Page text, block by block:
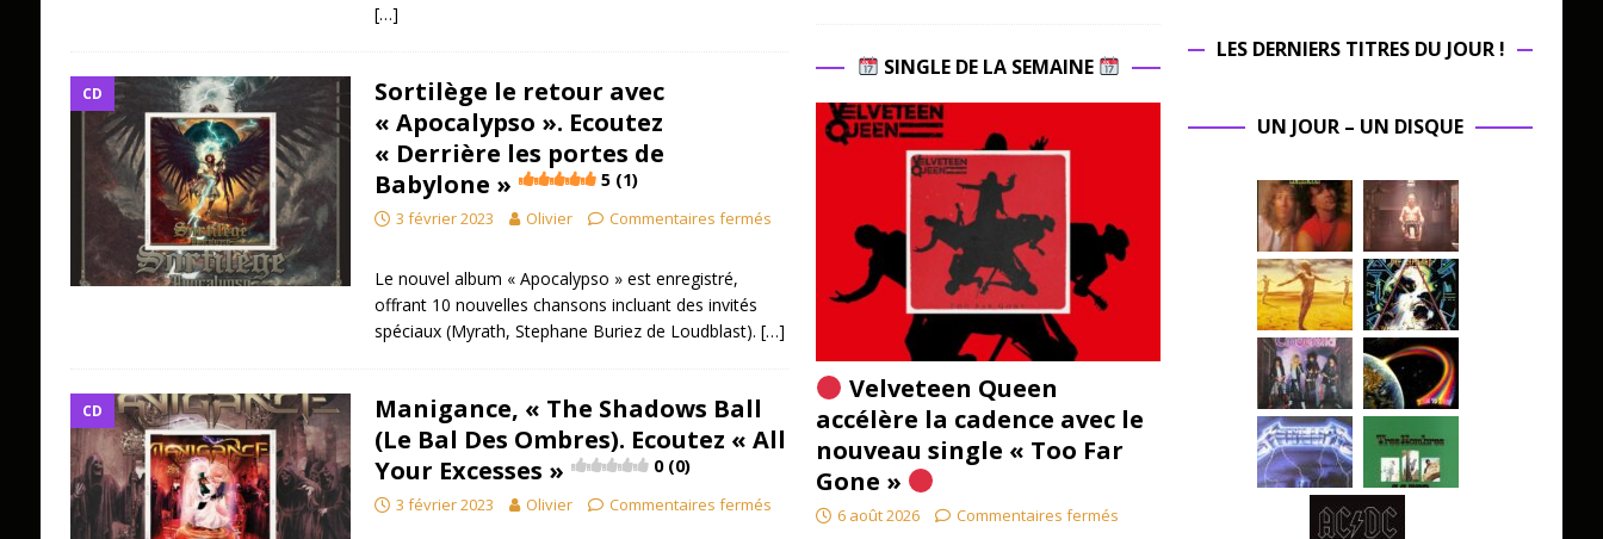
[…]
CD
Sortilège le retour avec
« Apocalypso ». Ecoutez
« Derrière les portes de
Babylone »
5 (1)
3 février 2023 Olivier Commentaires fermés
Le nouvel album « Apocalypso » est enregistré,
offrant 10 nouvelles chansons incluant des invités
spéciaux (Myrath, Stephane Buriez de Loudblast). […]
CD
Manigance, « The Shadows Ball
(Le Bal Des Ombres). Ecoutez « All
Your Excesses »
0 (0)
3 février 2023 Olivier Commentaires fermés
SINGLE DE LA SEMAINE
Velveteen Queen
accélère la cadence avec le
nouveau single « Too Far
Gone »
6 août 2026 Commentaires fermés
LES DERNIERS TITRES DU JOUR !
UN JOUR – UN DISQUE